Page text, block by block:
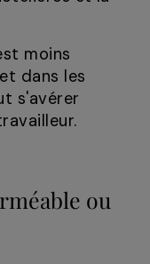
moins
dans les
s'avérer
ou